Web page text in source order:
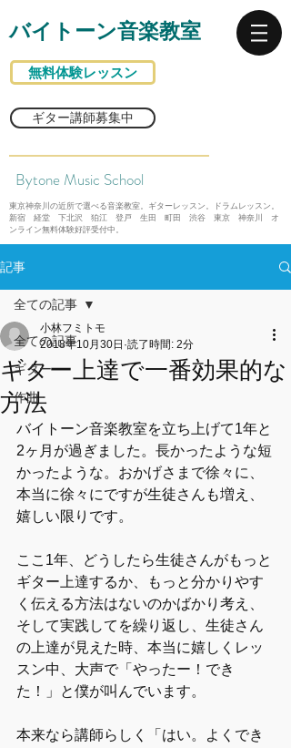
バイトーン音楽教室
無料体験レッスン
ギター講師募集中
Bytone Music School
東京神奈川の近所で選べる音楽教室。ギターレッスン。ドラムレッスン。
新宿 経堂 下北沢 狛江 登戸 生田 町田 渋谷 東京 神奈川 オ
ンライン無料体験好評受付中。
記事
全ての記事
ギター
作曲
全ての記事
ギター上達で一番効果的な
方法
小林フミトモ
2018年10月30日 読了時間: 2分
バイトーン音楽教室を立ち上げて1年と
2ヶ月が過ぎました。長かったような短
かったような。おかげさまで徐々に、
本当に徐々にですが生徒さんも増え、
嬉しい限りです。
ここ1年、どうしたら生徒さんがもっと
ギター上達するか、もっと分かりやす
く伝える方法はないのかばかり考え、
そして実践してを繰り返し、生徒さん
の上達が見えた時、本当に嬉しくレッ
スン中、大声で「やったー！でき
た！」と僕が叫んでいます。
本来なら講師らしく「はい。よくでき